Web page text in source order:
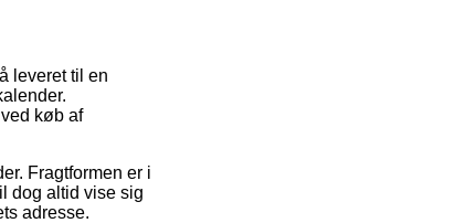
leveret til en
køb af
Fragtformen er i
dog altid vise sig
adresse.